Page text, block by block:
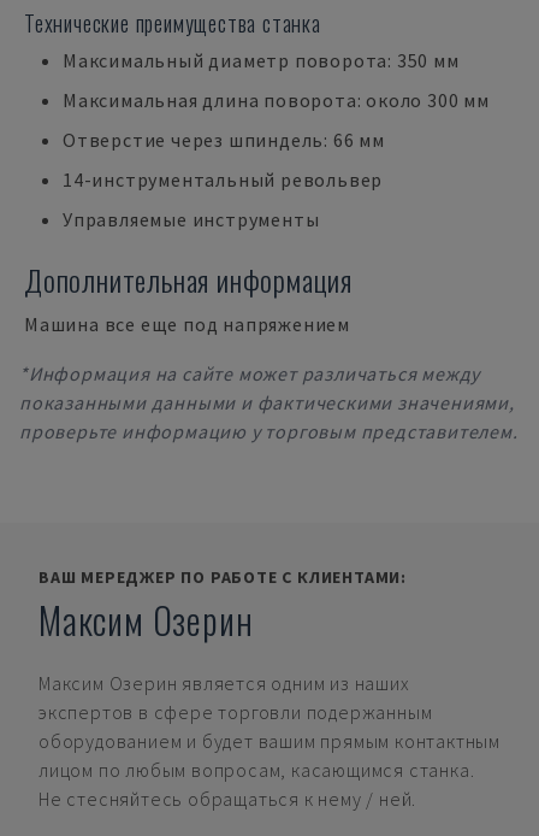
Технические преимущества станка
Максимальный диаметр поворота: 350 мм
Максимальная длина поворота: около 300 мм
Отверстие через шпиндель: 66 мм
14-инструментальный револьвер
Управляемые инструменты
Дополнительная информация
Машина все еще под напряжением
*Информация на сайте может различаться между
показанными данными и фактическими значениями,
проверьте информацию у торговым представителем.
ВАШ МЕРЕДЖЕР ПО РАБОТЕ С КЛИЕНТАМИ:
Максим Озерин
Максим Озерин является одним из наших
экспертов в сфере торговли подержанным
оборудованием и будет вашим прямым контактным
лицом по любым вопросам, касающимся станка.
Не стесняйтесь обращаться к нему / ней.